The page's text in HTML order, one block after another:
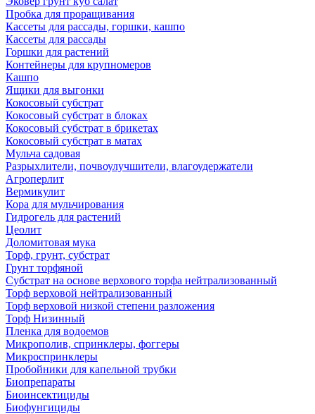
Пробка для проращивания
Кассеты для рассады, горшки, кашпо
Кассеты для рассады
Горшки для растений
Контейнеры для крупномеров
Кашпо
Ящики для выгонки
Кокосовый субстрат
Кокосовый субстрат в блоках
Кокосовый субстрат в брикетах
Кокосовый субстрат в матах
Мульча садовая
Разрыхлители, почвоулучшители, влагоудержатели
Агроперлит
Вермикулит
Кора для мульчирования
Гидрогель для растений
Цеолит
Доломитовая мука
Торф, грунт, субстрат
Грунт торфяной
Субстрат на основе верхового торфа нейтрализованный
Торф верховой нейтрализованный
Торф верховой низкой степени разложения
Торф Низинный
Пленка для водоемов
Микрополив, спринклеры, фоггеры
Микроспринклеры
Пробойники для капельной трубки
Биопрепараты
Биоинсектициды
Биофунгициды